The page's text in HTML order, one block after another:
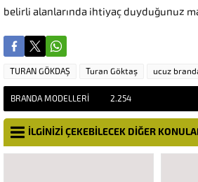
belirli alanlarında ihtiyaç duyduğunuz
TURAN GÖKDAŞ Turan Göktaş ucuz
BRANDA MODELLERI 2.254
İLGİNİZİ ÇEKEBİLECEK DİĞER